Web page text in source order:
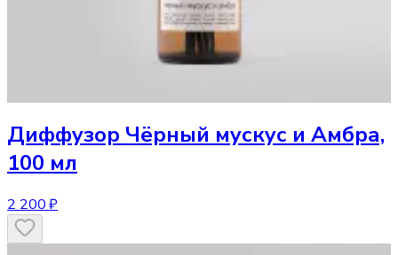
Диффузор Чёрный мускус и Амбра,
100 мл
2 200 ₽